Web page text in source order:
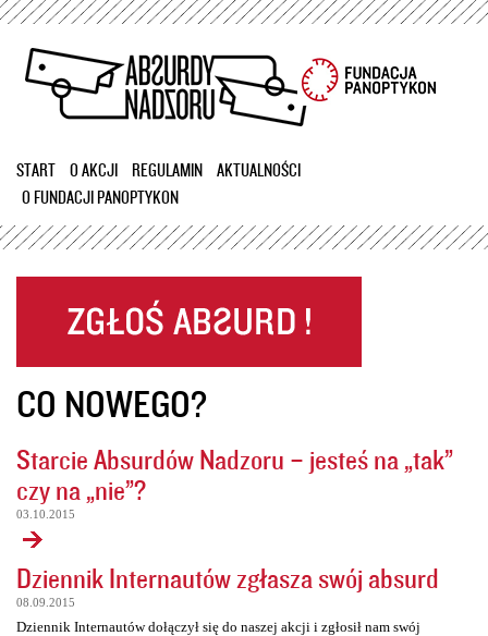
Przejdź
treści
START O AKCJI REGULAMIN
AKTUALNOŚCI
O FUNDACJI PANOPTYKON
CO NOWEGO?
Starcie Absurdów Nadzoru – jesteś na „tak”
czy na „nie”?
03.10.2015
Dziennik Internautów zgłasza swój absurd
08.09.2015
Dziennik Internautów dołączył się do naszej akcji i zgłosił nam swój